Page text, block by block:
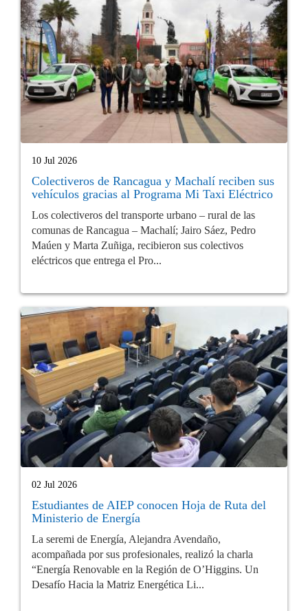
10 Jul 2026
Colectiveros de Rancagua y Machalí reciben sus
vehículos gracias al Programa Mi Taxi Eléctrico
Los colectiveros del transporte urbano – rural de las
comunas de Rancagua – Machalí; Jairo Sáez, Pedro
Maúen y Marta Zuñiga, recibieron sus colectivos
eléctricos que entrega el Pro...
02 Jul 2026
Estudiantes de AIEP conocen Hoja de Ruta del
Ministerio de Energía
La seremi de Energía, Alejandra Avendaño,
acompañada por sus profesionales, realizó la charla
“Energía Renovable en la Región de O’Higgins. Un
Desafío Hacia la Matriz Energética Li...